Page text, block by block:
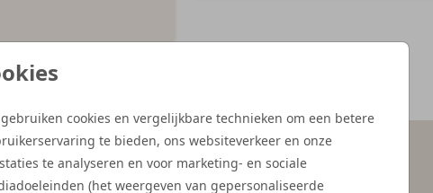
cookies en vergelijkbare technieken om een betere
te bieden, ons websiteverkeer en onze
te analyseren en voor marketing- en sociale
(het weergeven van gepersonaliseerde